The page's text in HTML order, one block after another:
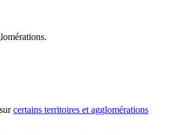
certains territoires et agglomérations